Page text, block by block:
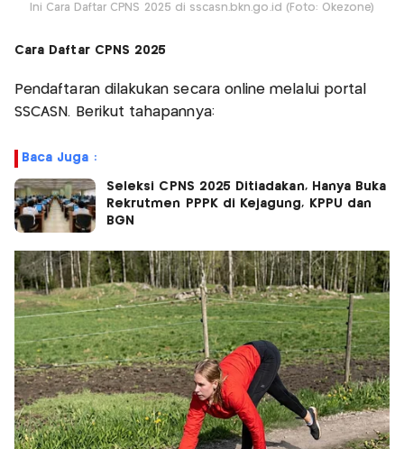
Ini Cara Daftar CPNS 2025 di sscasn.bkn.go.id (Foto: Okezone)
Cara Daftar CPNS 2025
Pendaftaran dilakukan secara online melalui portal
SSCASN. Berikut tahapannya:
Baca Juga :
Seleksi CPNS 2025 Ditiadakan, Hanya Buka
Rekrutmen PPPK di Kejagung, KPPU dan
BGN